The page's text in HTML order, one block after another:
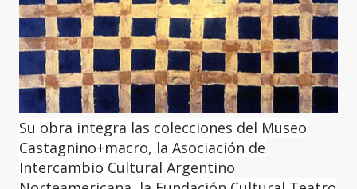
Su obra integra las colecciones del Museo
Castagnino+macro, la Asociación de
Intercambio Cultural Argentino